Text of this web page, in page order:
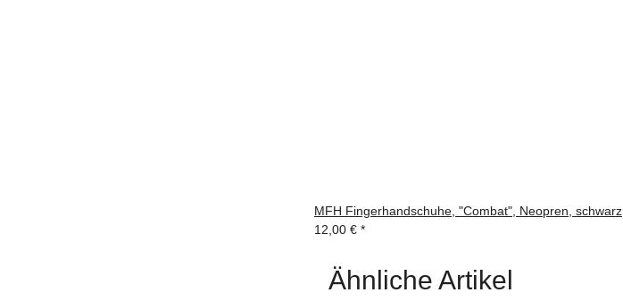
MFH Fingerhandschuhe, "Combat", Neopren, schwarz
12,00 € *
Ähnliche Artikel